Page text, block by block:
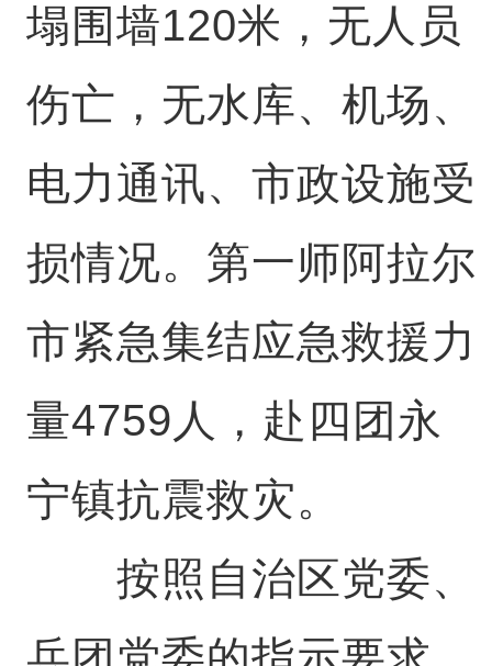
塌围墙120米，无人员
伤亡，无水库、机场、
电力通讯、市政设施受
损情况。第一师阿拉尔
市紧急集结应急救援力
量4759人，赴四团永
宁镇抗震救灾。
按照自治区党委、